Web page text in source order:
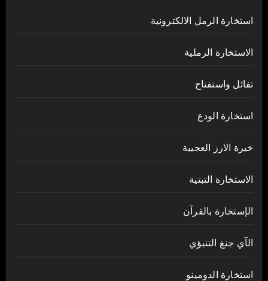
استخارة الرمل الالكترونية
الاستخارة الرملية
تفائل واستفتاح
استخارة الودع
خيرة الارز العجيبة
الاستخارة التبتية
الإستخارة بالقرآن
الآي جنغ التنبؤي
استخارة الدومينو